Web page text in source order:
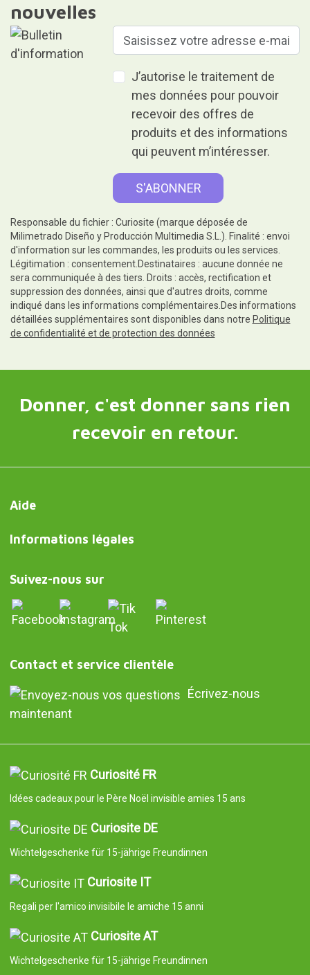
nouvelles
J’autorise le traitement de
mes données pour pouvoir
recevoir des offres de
produits et des informations
qui peuvent m’intéresser.
Responsable du fichier : Curiosite (marque déposée de
Milimetrado Diseño y Producción Multimedia S.L.). Finalité : envoi
d'information sur les commandes, les produits ou les services.
Légitimation : consentement.Destinataires : aucune donnée ne
sera communiquée à des tiers. Droits : accès, rectification et
suppression des données, ainsi que d'autres droits, comme
indiqué dans les informations complémentaires.Des informations
détaillées supplémentaires sont disponibles dans notre Politique
de confidentialité et de protection des données
Donner, c'est donner sans rien
recevoir en retour.
Aide
Informations légales
Suivez-nous sur
Contact et service clientèle
Écrivez-nous
maintenant
Curiosité FR
Idées cadeaux pour le Père Noël invisible amies 15 ans
Curiosite DE
Wichtelgeschenke für 15-jährige Freundinnen
Curiosite IT
Regali per l'amico invisibile le amiche 15 anni
Curiosite AT
Wichtelgeschenke für 15-jährige Freundinnen